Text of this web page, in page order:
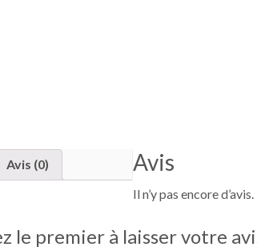
Avis (0) Avis
Il n’y pas encore d’avis.
le premier à laisser votre